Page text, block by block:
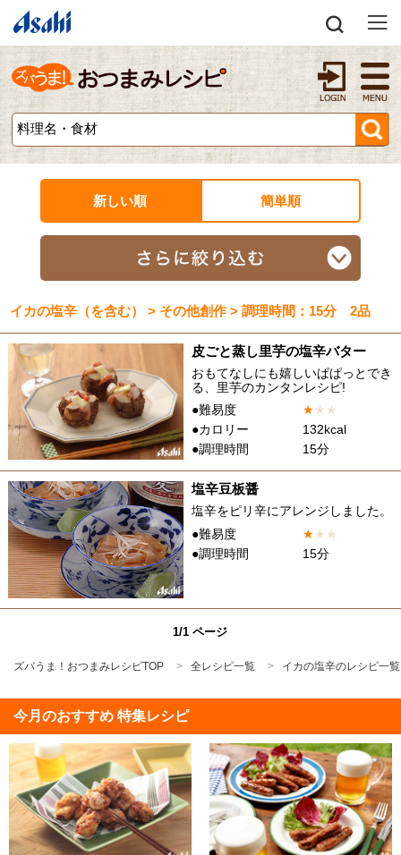
新しい順 簡単順
イカの塩辛（を含む） > その他創作 > 調理時間：15分 2品
皮ごと蒸し里芋の塩辛バター
おもてなしにも嬉しいぱぱっとでき
る、里芋のカンタンレシピ!
●難易度
★★ ★
●カロリー
132kcal
●調理時間
15分
塩辛豆板醤
塩辛をピリ辛にアレンジしました。
●難易度
★★ ★
●調理時間
15分
1/1 ページ
ズバうま！おつまみレシピTOP 全レシピ一覧 イカの塩辛のレシピ一覧
今月のおすすめ 特集レシピ